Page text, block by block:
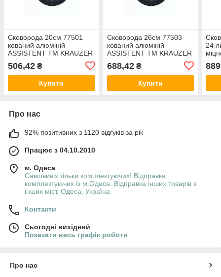
Сковорода 20см 77501
кований алюміній
ASSISTENT ТМ KRAUZER
506,42 ₴
Купити
Сковорода 26см 77503
кований алюміній
ASSISTENT ТМ KRAUZER
688,42₴
Купити
24
Про нас
92% позитивних з 1120 відгуків за рік
Працює з 04.10.2010
м. Одеса
Самовивіз тільки комплектуючих! Відправка
комплектуючих із м.Одеса. Відправка інших товарів з
інших міст, Одеса, Україна
Контакти
Сьогодні вихідний
Показати весь графік роботи
Про нас